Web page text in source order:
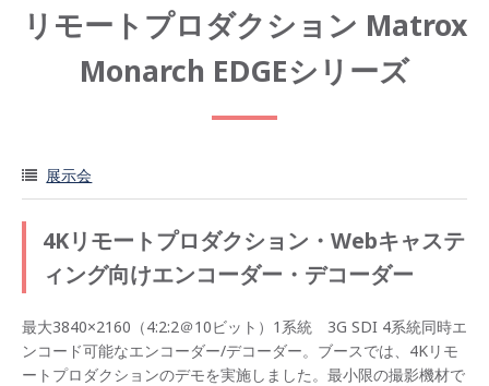
リモートプロダクション Matrox
Monarch EDGEシリーズ
展示会
4Kリモートプロダクション・Webキャステ
ィング向けエンコーダー・デコーダー
最大3840×2160（4:2:2＠10ビット）1系統 3G SDI 4系統同時エ
ンコード可能なエンコーダー/デコーダー。ブースでは、4Kリモ
ートプロダクションのデモを実施しました。最小限の撮影機材で